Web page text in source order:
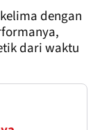
dengan
dari waktu